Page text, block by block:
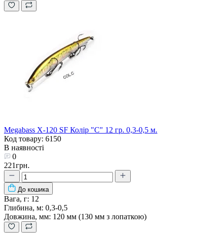
Megabass X-120 SF Колір "C" 12 гр. 0,3-0,5 м.
Код товару: 6150
В наявності
0
221грн.
До кошика
Вага, г: 12
Глибина, м: 0,3-0,5
Довжина, мм: 120 мм (130 мм з лопаткою)